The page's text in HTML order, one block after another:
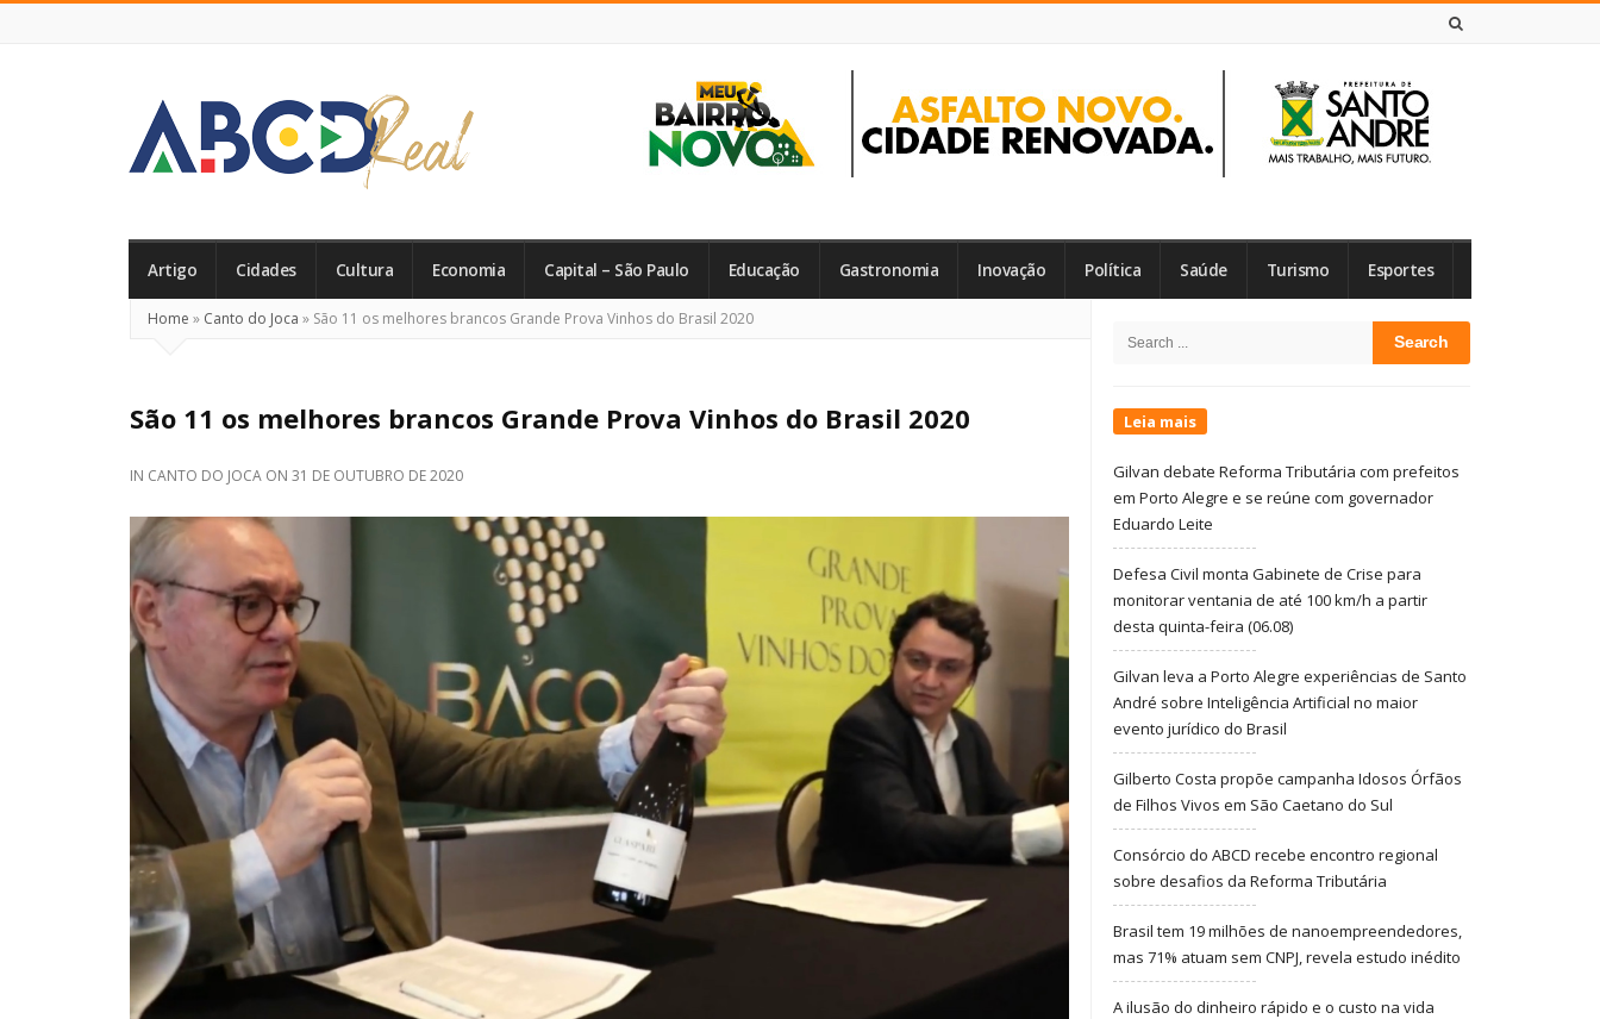
Real
Artigo Cidades Cultura Economia Capital – São Paulo Educação Gastronomia Inovação Política Saúde Turismo Esportes
Home » Canto do Joca » São 11 os melhores brancos Grande Prova Vinhos do Brasil 2020
São 11 os melhores brancos Grande Prova Vinhos do Brasil 2020
IN CANTO DO JOCA ON 31 DE OUTUBRO DE 2020
Sidebar
Search
Leia mais
Gilvan debate Reforma Tributária com prefeitos
em Porto Alegre e se reúne com governador
Eduardo Leite
Defesa Civil monta Gabinete de Crise para
monitorar ventania de até 100 km/h a partir
desta quinta-feira (06.08)
Gilvan leva a Porto Alegre experiências de Santo
André sobre Inteligência Artificial no maior
evento jurídico do Brasil
Gilberto Costa propõe campanha Idosos Órfãos
de Filhos Vivos em São Caetano do Sul
Consórcio do ABCD recebe encontro regional
sobre desafios da Reforma Tributária
Brasil tem 19 milhões de nanoempreendedores,
mas 71% atuam sem CNPJ, revela estudo inédito
A ilusão do dinheiro rápido e o custo na vida